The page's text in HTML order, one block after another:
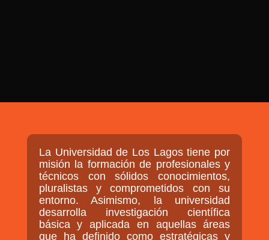
QUIENES SOMOS
MISIÓN
VISIÓN
La Universidad de Los Lagos tiene por
misión la formación de profesionales y
técnicos con sólidos conocimientos,
pluralistas y comprometidos con su
entorno. Asimismo, la universidad
desarrolla investigación científica
básica y aplicada en aquellas áreas
que ha definido como estratégicas y